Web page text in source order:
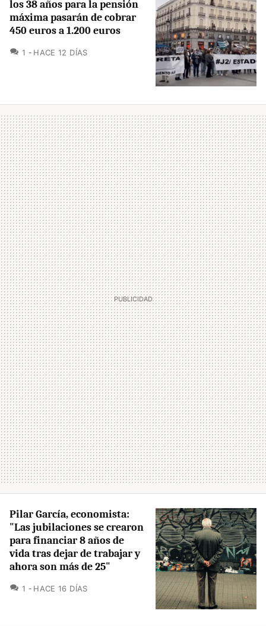
los 38 años para la pensión
máxima pasarán de cobrar
450 euros a 1.200 euros
1 COMENTARIOS
HACE 12 DÍAS
Pilar García, economista:
"Las jubilaciones se crearon
para financiar 8 años de
vida tras dejar de trabajar y
ahora son más de 25"
1 COMENTARIOS
HACE 16 DÍAS